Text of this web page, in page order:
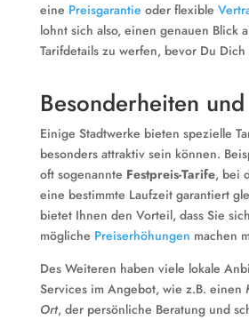
eine Preisgarantie oder flexible
lohnt sich also, einen genauen Blick
Tarifdetails zu werfen, bevor Du
Besonderheiten
Einige Stadtwerke bieten spezielle
besonders attraktiv sein können.
oft sogenannte Festpreis-Tarife, bei
eine bestimmte Laufzeit garantiert
bietet Ihnen den Vorteil, dass Sie
mögliche Preiserhöhungen machen
Des Weiteren haben viele lokale
Services im Angebot, wie z.B. einen
Ort, der persönliche Beratung und